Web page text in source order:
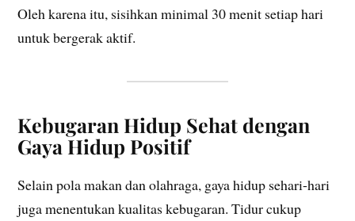
Oleh karena itu, sisihkan minimal 30 menit setiap hari
untuk bergerak aktif.
Kebugaran Hidup Sehat dengan
Gaya Hidup Positif
Selain pola makan dan olahraga, gaya hidup sehari-hari
juga menentukan kualitas kebugaran. Tidur cukup